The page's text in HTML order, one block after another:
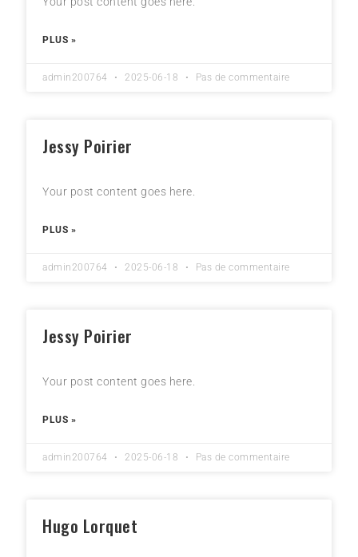
PLUS »
admin200764 2025-06-18 Pas de commentaire
Jessy Poirier
Your post content goes here.
PLUS »
admin200764 2025-06-18 Pas de commentaire
Jessy Poirier
Your post content goes here.
PLUS »
admin200764 2025-06-18 Pas de commentaire
Hugo Lorquet